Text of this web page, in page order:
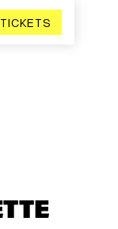
TICKETS